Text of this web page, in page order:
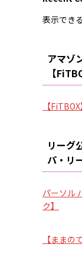
表示でき
アマゾ
【
【FiTBOX
リーグ
パ・リ
パーソル
ク】
【まま